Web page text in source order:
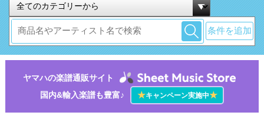
条件を追加
ヤマハの楽譜通販サイト
国内&輸入楽譜も豊富♪
★キャンペーン実施中★